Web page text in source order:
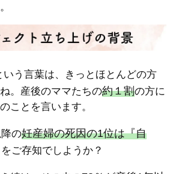
いう言葉は、きっとほとんどの方
。産後のママたちの約１割の方に
ことを言います。
の妊産婦の死因の1位は『自
ご存知でしようか？